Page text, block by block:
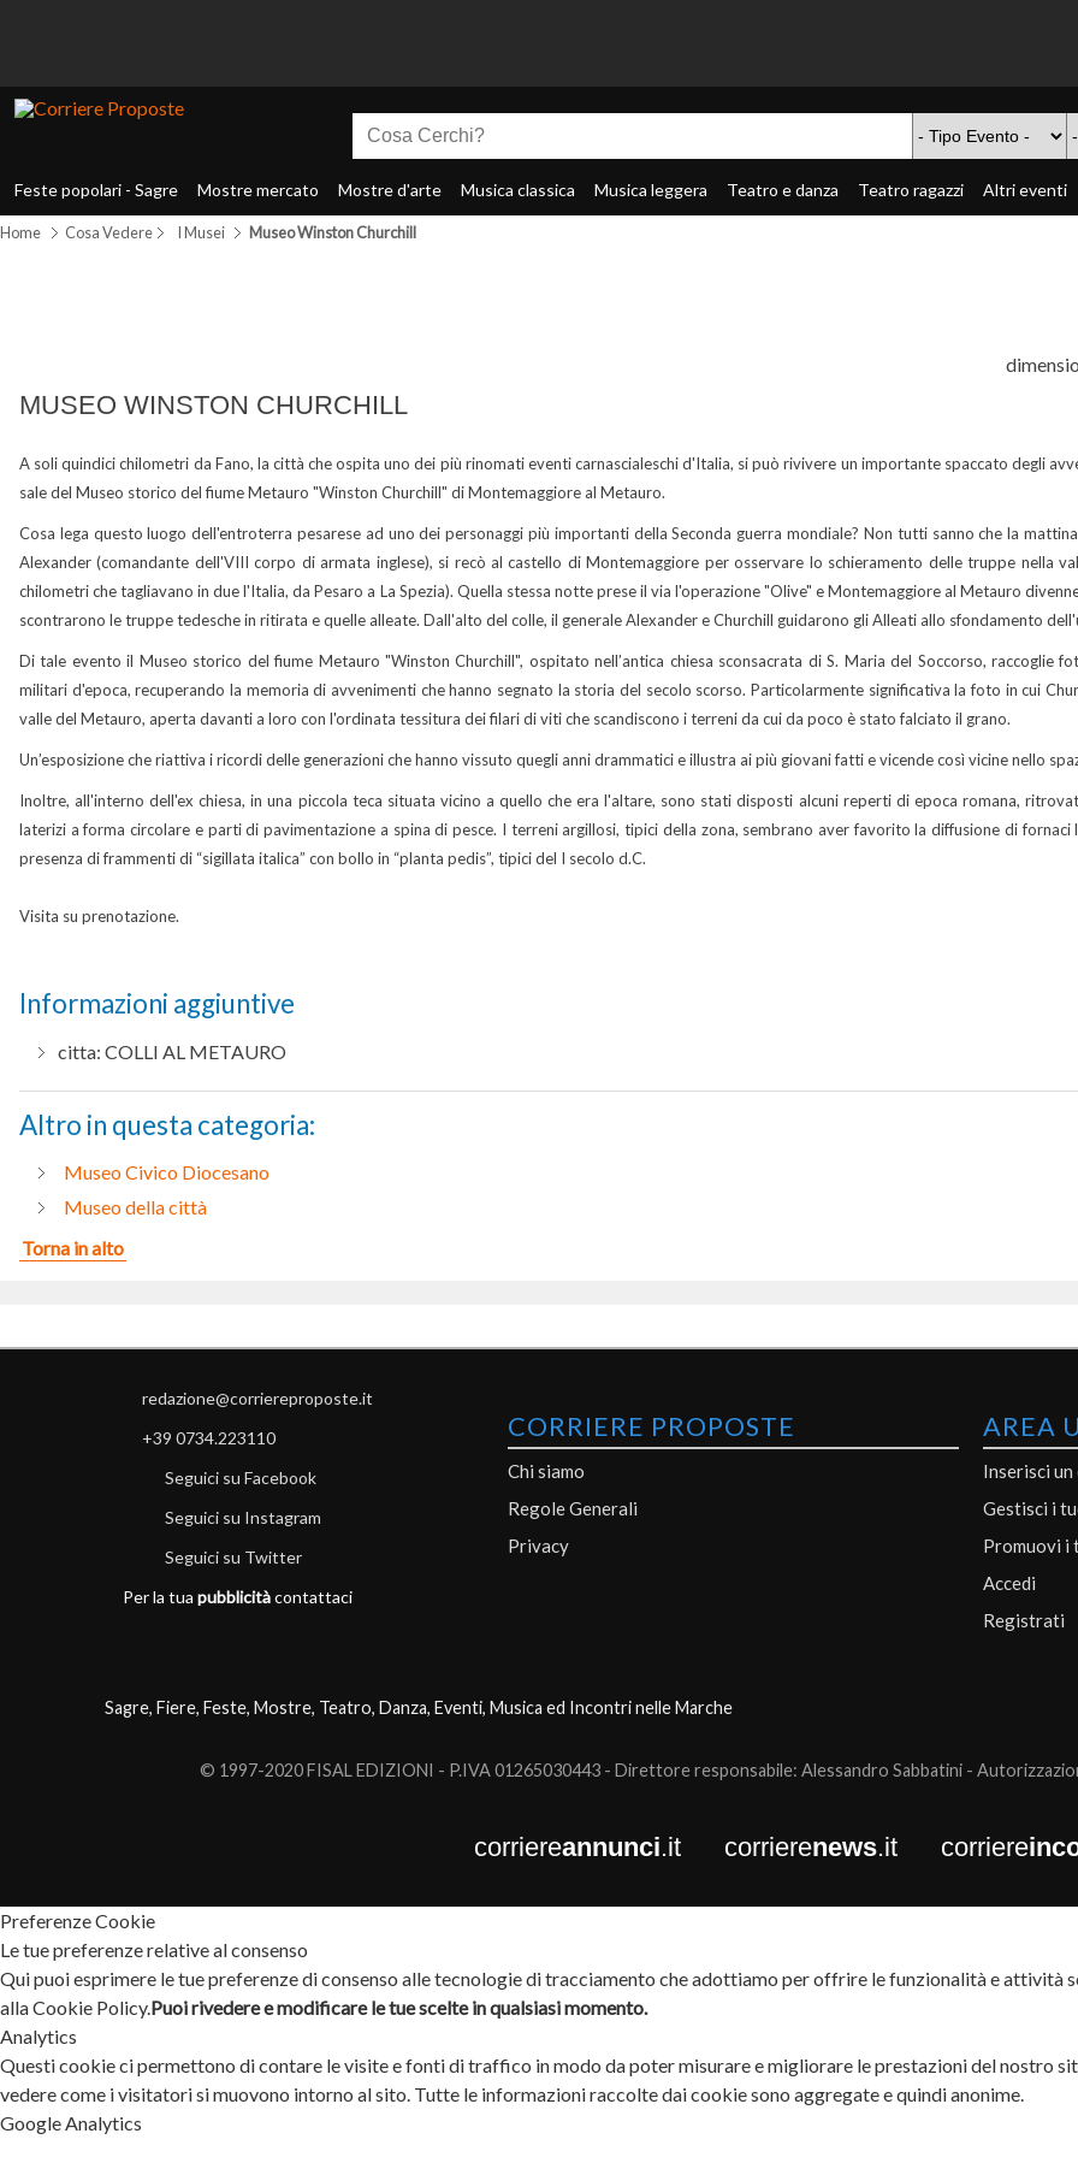
Feste popolari - Sagre Mostre mercato Mostre d'arte Musica classica Musica leggera Teatro e danza Teatro ragazzi Altri eventi
Home Cosa Vedere I Musei Museo Winston Churchill
MUSEO WINSTON CHURCHILL
A soli quindici chilometri da Fano, la città che ospita uno dei più rinomati eventi carnascialeschi d'Italia, si può rivivere un importante spaccato degli
sale del Museo storico del fiume Metauro "Winston Churchill" di Montemaggiore al Metauro.
Cosa lega questo luogo dell'entroterra pesarese ad uno dei personaggi più importanti della Seconda guerra mondiale? Non tutti sanno che la
Alexander (comandante dell'VIII corpo di armata inglese), si recò al castello di Montemaggiore per osservare lo schieramento delle truppe nella
chilometri che tagliavano in due l'Italia, da Pesaro a La Spezia). Quella stessa notte prese il via l'operazione "Olive" e Montemaggiore al Metauro
scontrarono le truppe tedesche in ritirata e quelle alleate. Dall'alto del colle, il generale Alexander e Churchill guidarono gli Alleati allo sfondamento
Di tale evento il Museo storico del fiume Metauro "Winston Churchill", ospitato nell’antica chiesa sconsacrata di S. Maria del Soccorso, raccoglie
militari d'epoca, recuperando la memoria di avvenimenti che hanno segnato la storia del secolo scorso. Particolarmente significativa la foto in cui
valle del Metauro, aperta davanti a loro con l'ordinata tessitura dei filari di viti che scandiscono i terreni da cui da poco è stato falciato il grano.
Un’esposizione che riattiva i ricordi delle generazioni che hanno vissuto quegli anni drammatici e illustra ai più giovani fatti e vicende così vicine nello
Inoltre, all'interno dell'ex chiesa, in una piccola teca situata vicino a quello che era l'altare, sono stati disposti alcuni reperti di epoca romana,
laterizi a forma circolare e parti di pavimentazione a spina di pesce. I terreni argillosi, tipici della zona, sembrano aver favorito la diffusione di
presenza di frammenti di “sigillata italica” con bollo in “planta pedis”, tipici del I secolo d.C.
Visita su prenotazione.
Informazioni aggiuntive
citta: COLLI AL METAURO
Altro in questa categoria:
Museo Civico Diocesano
Museo della città
Torna in alto
redazione@corriereproposte.it
+39 0734.223110
Seguici su Facebook
Seguici su Instagram
Seguici su Twitter
Per la tua pubblicitàcontattaci
CORRIERE PROPOSTE
Chi siamo
Regole Generali
Privacy
AREA
Inserisci
Gestisci i
Promuovi i
Accedi
Registrati
Sagre, Fiere, Feste, Mostre, Teatro, Danza, Eventi, Musica ed Incontri nelle Marche
© 1997-2020 FISAL EDIZIONI - P.IVA 01265030443 - Direttore responsabile: Alessandro Sabbatini -
corriereannunci.it corrierenews.it corriere
Preferenze Cookie
Le tue preferenze relative al consenso
Qui puoi esprimere le tue preferenze di consenso alle tecnologie di tracciamento che adottiamo per offrire le funzionalità e
alla Cookie Policy.Puoi rivedere e modificare le tue scelte in qualsiasi momento.
Analytics
Questi cookie ci permettono di contare le visite e fonti di traffico in modo da poter misurare e migliorare le prestazioni del nostro
vedere come i visitatori si muovono intorno al sito. Tutte le informazioni raccolte dai cookie sono aggregate e quindi anonime.
Google Analytics